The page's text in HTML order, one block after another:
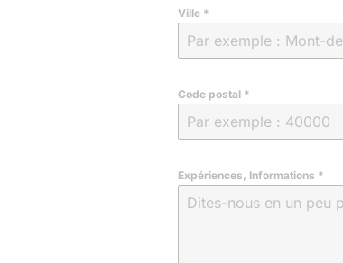
Ville *
Code postal *
Expériences, Informations *